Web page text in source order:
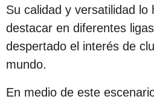
Su calidad y versatilidad lo
destacar en diferentes
despertado el interés de
mundo.
En medio de este